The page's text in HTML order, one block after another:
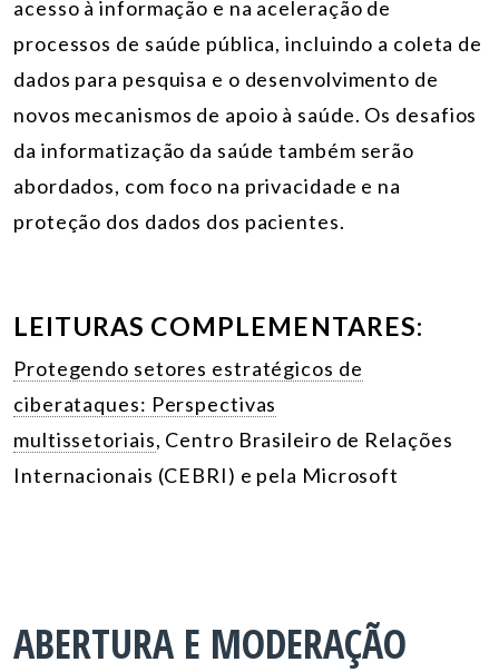
acesso à informação e na aceleração de
processos de saúde pública, incluindo a coleta de
dados para pesquisa e o desenvolvimento de
novos mecanismos de apoio à saúde. Os desafios
da informatização da saúde também serão
abordados, com foco na privacidade e na
proteção dos dados dos pacientes.
LEITURAS COMPLEMENTARES:
Protegendo setores estratégicos de
ciberataques: Perspectivas
multissetoriais, Centro Brasileiro de Relações
Internacionais (CEBRI) e pela Microsoft
ABERTURA E MODERAÇÃO